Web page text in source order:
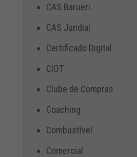
CAS Barueri
CAS Jundiaí
Certificado Digital
CIOT
Clube de Compras
Coaching
Combustível
Comercial